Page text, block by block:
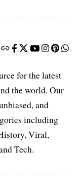
for the latest
the world. Our
and
including
Viral,
Tech.